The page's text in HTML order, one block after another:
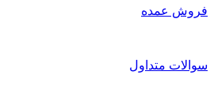
فروش عمده
سوالات متداول